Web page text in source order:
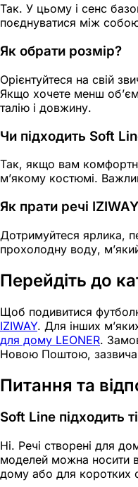
Так. У цьому і сенс
поєднуватися між
Як обрати розмір?
Орієнтуйтеся на свій
Якщо хочете менш
талію і довжину.
Чи підходить Soft
Так, якщо вам
м’якому костюмі.
Як прати речі
Дотримуйтеся ярлика,
прохолодну воду,
Перейдіть до
Щоб подивитися
IZIWAY. Для інших
для дому LEONER.
Новою Поштою,
Питання та
Soft Line підходить
Ні. Речі створені для
моделей можна носити в
дому або для коротких